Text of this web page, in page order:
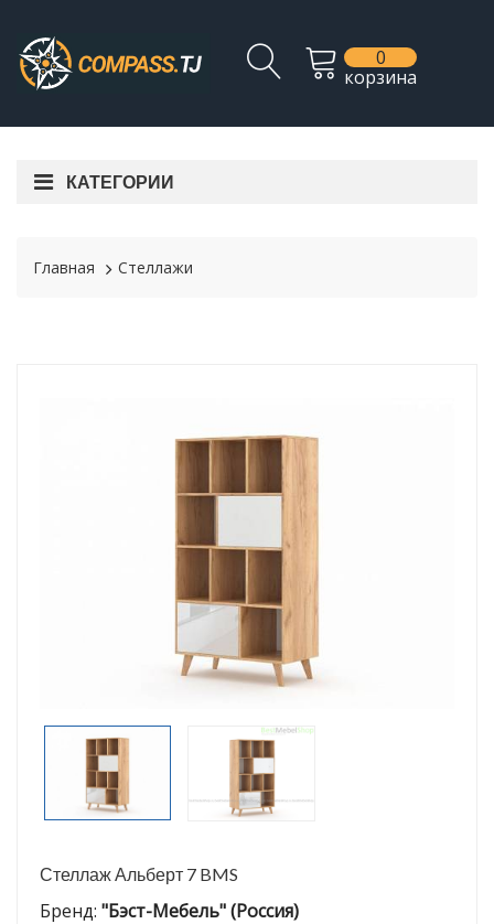
0
корзина
КАТЕГОРИИ
Главная Стеллажи
Стеллаж Альберт 7 BMS
Бренд: "Бэст-Мебель" (Россия)